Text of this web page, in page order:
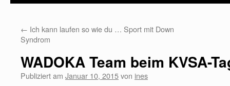
← Ich kann laufen so wie du … Sport mit Down
Syndrom
WADOKA Team beim KVSA-
Publiziert am Januar 10, 2015von ines